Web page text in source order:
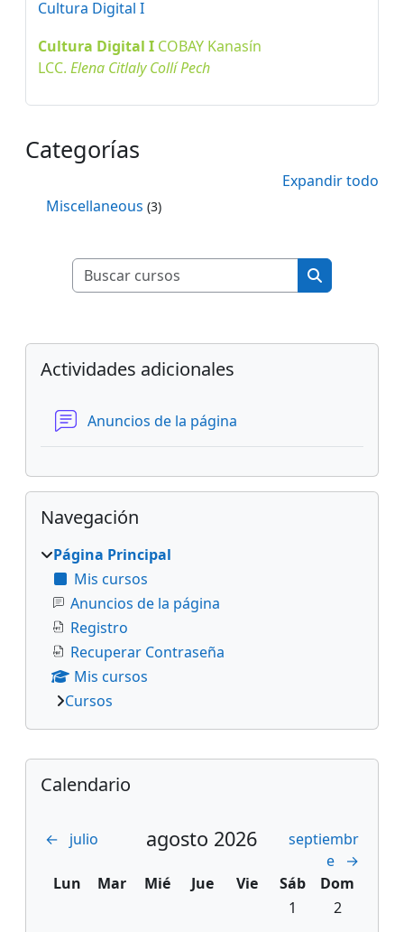
Cultura Digital I
Cultura Digital I COBAY Kanasín
LCC. Elena Citlaly Collí Pech
Categorías
Expandir todo
Miscellaneous (3)
Buscar cursos
Buscar
Bloques
Salta Actividades adicionales
Actividades adicionales
Anuncios de la página
Salta Navegación
Navegación
Página Principal
Mis cursos
Anuncios de la página
Registro
Recuperar Contraseña
Mis cursos
Cursos
Bloques suplementarios
Salta Calendario
Calendario
← julio agosto 2026
septiembr
e
→
Lunes
Lun Martes
Mar Miércoles
Mié Jueves
Jue Viernes
Vie Sábado
Sáb Domingo
Dom
Sin eventos,
1 Sin
2